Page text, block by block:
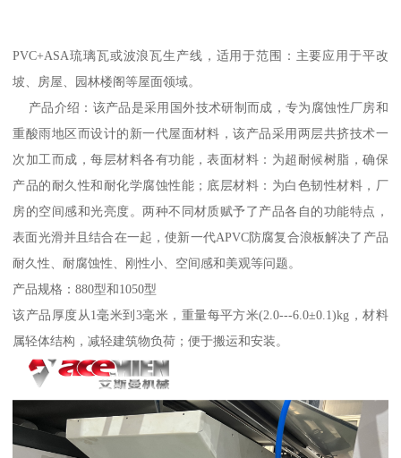
PVC+ASA琉璃瓦或波浪瓦生产线，适用于范围：主要应用于平改
坡、房屋、园林楼阁等屋面领域。
产品介绍：该产品是采用国外技术研制而成，专为腐蚀性厂房和
重酸雨地区而设计的新一代屋面材料，该产品采用两层共挤技术一
次加工而成，每层材料各有功能，表面材料：为超耐候树脂，确保
产品的耐久性和耐化学腐蚀性能；底层材料：为白色韧性材料，厂
房的空间感和光亮度。两种不同材质赋予了产品各自的功能特点，
表面光滑并且结合在一起，使新一代APVC防腐复合浪板解决了产品
耐久性、耐腐蚀性、刚性小、空间感和美观等问题。
产品规格：880型和1050型
该产品厚度从1毫米到3毫米，重量每平方米(2.0---6.0±0.1)kg，材料
属轻体结构，减轻建筑物负荷；便于搬运和安装。